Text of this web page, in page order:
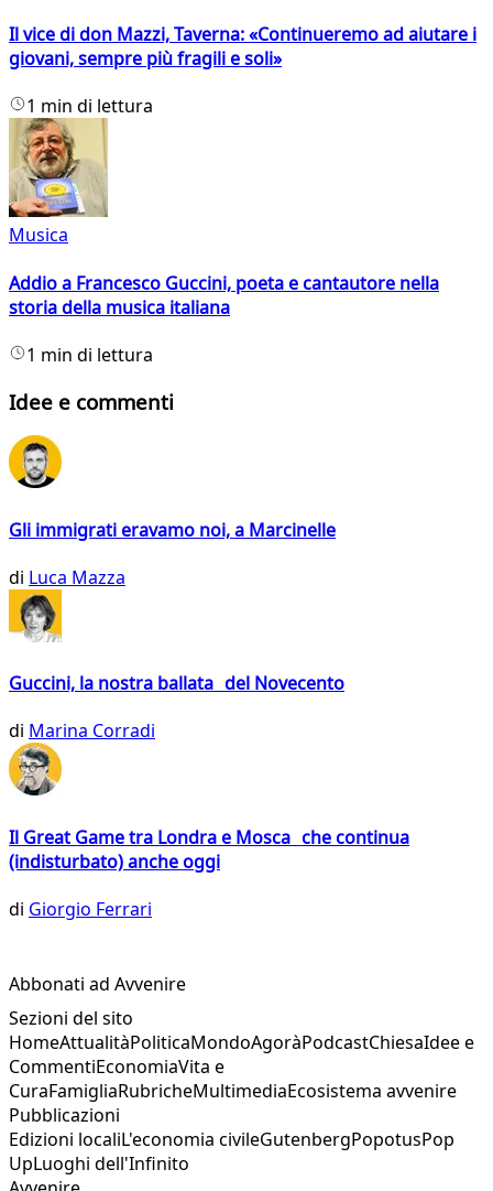
Il vice di don Mazzi, Taverna: «Continueremo ad aiutare i
giovani, sempre più fragili e soli»
1 min di lettura
Musica
Addio a Francesco Guccini, poeta e cantautore nella
storia della musica italiana
1 min di lettura
Idee e commenti
Gli immigrati eravamo noi, a Marcinelle
di Luca Mazza
Guccini, la nostra ballata del Novecento
di Marina Corradi
Il Great Game tra Londra e Mosca che continua
(indisturbato) anche oggi
di Giorgio Ferrari
Abbonati ad Avvenire
Sezioni del sito
HomeAttualitàPoliticaMondoAgoràPodcastChiesaIdee e
CommentiEconomiaVita e
CuraFamigliaRubricheMultimediaEcosistema avvenire
Pubblicazioni
Edizioni localiL'economia civileGutenbergPopotusPop
UpLuoghi dell'Infinito